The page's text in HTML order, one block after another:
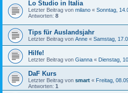
Lo Studio in Italia
Letzter Beitrag von milano « Sonntag,
Antworten: 8
Tips für Auslandsjahr
Letzter Beitrag von Anne « Samstag,
Hilfe!
Letzter Beitrag von Gianna « Dienstag,
DaF Kurs
Letzter Beitrag von smart « Freitag,
Antworten: 1